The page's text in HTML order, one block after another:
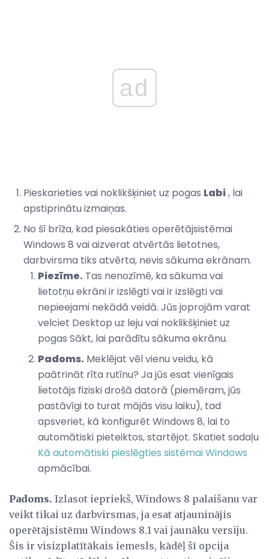
ad
Pieskarieties vai noklikšķiniet uz pogas Labi, lai
apstiprinātu izmaiņas.
No šī brīža, kad piesakāties operētājsistēmai
Windows 8 vai aizverat atvērtās lietotnes,
darbvirsma tiks atvērta, nevis sākuma ekrānam.
Piezīme. Tas nenozīmē, ka sākuma vai
lietotņu ekrāni ir izslēgti vai ir izslēgti vai
nepieejami nekādā veidā. Jūs joprojām varat
velciet Desktop uz leju vai noklikšķiniet uz
pogas Sākt, lai parādītu sākuma ekrānu.
Padoms. Meklējat vēl vienu veidu, kā
paātrināt rīta rutīnu? Ja jūs esat vienīgais
lietotājs fiziski drošā datorā (piemēram, jūs
pastāvīgi to turat mājās visu laiku), tad
apsveriet, kā konfigurēt Windows 8, lai to
automātiski pieteiktos, startējot. Skatiet sadaļu
Kā automātiski pieslēgties sistēmai Windows
apmācībai.
Padoms. Izlasot iepriekš, Windows 8 palaišanu var
veikt tikai uz darbvirsmas, ja esat atjauninājis
operētājsistēmu Windows 8.1 vai jaunāku versiju.
Šis ir visizplatītākais iemesls, kādēļ šī opcija